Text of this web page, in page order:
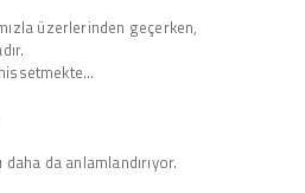
üzerlerinden geçerken,
da anlamlandırıyor.